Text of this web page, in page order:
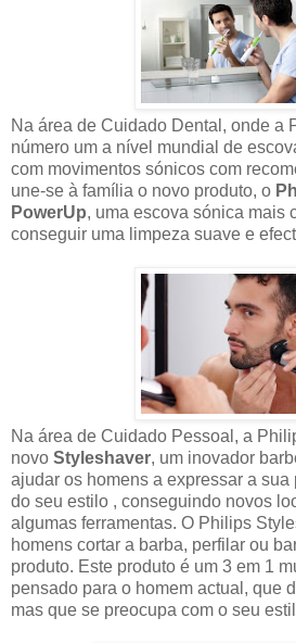
Na área de Cuidado Dental, onde a
número um a nível mundial de
com movimentos sónicos com
une-se à família o novo produto, o
PowerUp, uma escova sónica mais
conseguir uma limpeza suave e
Na área de Cuidado Pessoal, a
novo Styleshaver, um inovador
ajudar os homens a expressar a
do seu estilo , conseguindo novos
algumas ferramentas. O Philips
homens cortar a barba, perfilar ou
produto. Este produto é um 3 em 1
pensado para o homem actual, que
mas que se preocupa com o seu